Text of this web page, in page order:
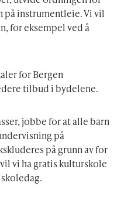
på instrumentleie. Vi vil
for eksempel ved å
for Bergen
tilbud i bydelene.
jobbe for at alle barn
på
på grunn av for
vi ha gratis kulturskole